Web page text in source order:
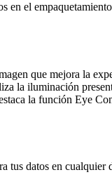
en el
que mejora la
la iluminación
la función Eye
datos en